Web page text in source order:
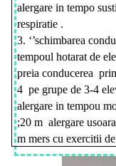
alergare in tempo
respiratie .
3. ‘’schimbarea
tempoul hotarat de
preia conducerea
4 pe grupe de 3-4
alergare in tempou
;20 m alergare
m mers cu exercitii